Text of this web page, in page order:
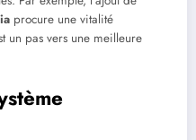
procure une vitalité
un pas vers une meilleure